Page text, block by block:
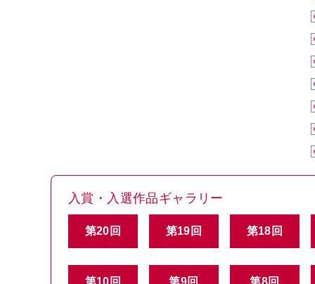
入賞・入選作品ギャラリー
第20回 第19回 第18回
第10回 第9回 第8回